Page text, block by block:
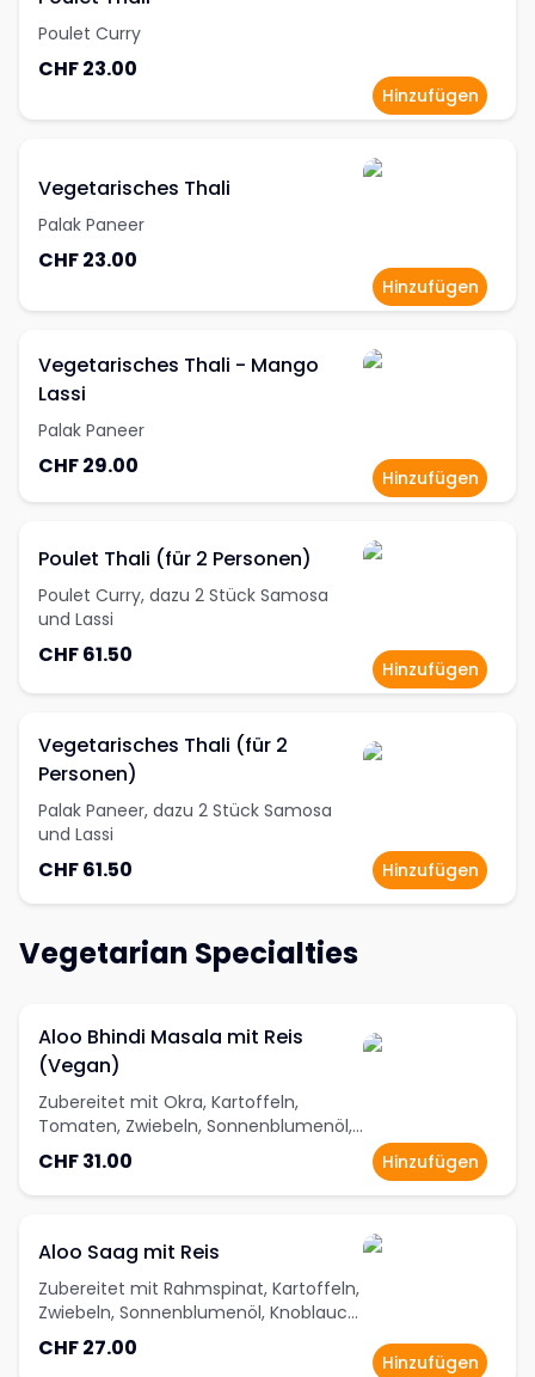
Poulet Curry
CHF 23.00
Hinzufügen
Vegetarisches Thali
Palak Paneer
CHF 23.00
Hinzufügen
Vegetarisches Thali - Mango
Lassi
Palak Paneer
CHF 29.00 Hinzufügen
Poulet Thali (für 2 Personen)
Poulet Curry, dazu 2 Stück Samosa
und Lassi
CHF 61.50
Hinzufügen
Vegetarisches Thali (für 2
Personen)
Palak Paneer, dazu 2 Stück Samosa
und Lassi
CHF 61.50 Hinzufügen
Vegetarian Specialties
Aloo Bhindi Masala mit Reis
(Vegan)
Zubereitet mit Okra, Kartoffeln,
Tomaten, Zwiebeln, Sonnenblumenöl,
Knoblauch, Ingwer, Korianderpulver,
Garam Masala und Kurkuma
CHF 31.00 Hinzufügen
Aloo Saag mit Reis
Zubereitet mit Rahmspinat, Kartoffeln,
Zwiebeln, Sonnenblumenöl, Knoblauch,
Ingwer, Korianderpulver, Kashmiri Red
Chili-Powder, Garam Masala und
CHF 27.00
Hinzufügen